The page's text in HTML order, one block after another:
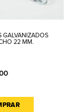
GALVANIZADOS
22 MM.